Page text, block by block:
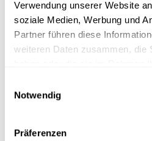
Verwendung unserer Website
soziale Medien, Werbung und
Partner führen diese
weiteren Daten zusammen, die
Notwendig
Präferenzen
Mingan Island Cetacean Study
das Freiwilligen-Programm
Mozambique vermittelt
Feldforschungsprojekten. Auf
und ihre Flossen und ihre
Dies dient der Identifikation
Pigmentierungsmuster und
Fingerabdruck individuell